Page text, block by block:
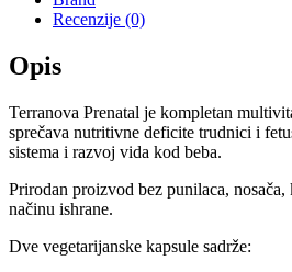
Recenzije (0)
Opis
Terranova Prenatal je kompletan
sprečava nutritivne deficite trudnici i
sistema i razvoj vida kod beba.
Prirodan proizvod bez punilaca,
načinu ishrane.
Dve vegetarijanske kapsule sadrže: